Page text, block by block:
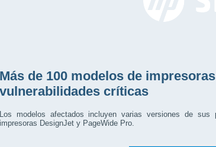
Más de 100 modelos de
vulnerabilidades críticas
Los modelos afectados incluyen varias versiones de
impresoras DesignJet y PageWide Pro.